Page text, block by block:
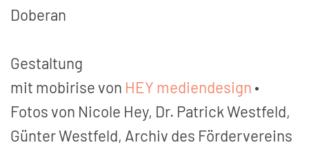
Doberan
Gestaltung
mit mobirise von HEY mediendesign •
Fotos von Nicole Hey, Dr. Patrick Westfeld,
Günter Westfeld, Archiv des Fördervereins